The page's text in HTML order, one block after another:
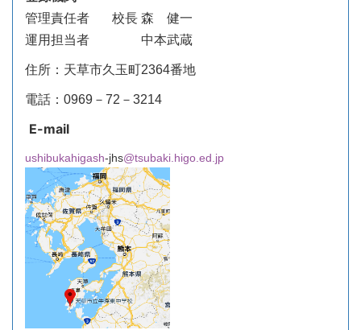
管理責任者 校長 森 健一
運用担当者 中本武蔵
住所：天草市久玉町2364番地
電話：0969－72－3214
E-mail
ushibukahigash-jhs@tsubaki.higo.ed.jp